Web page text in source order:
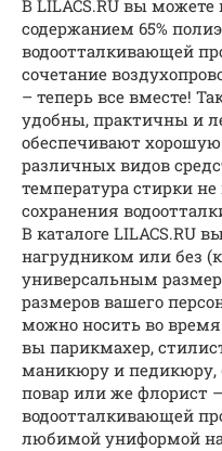
В LILACS.RU вы можете
содержанием 65%
водоотталкивающей
сочетание
– теперь все вместе!
удобны, практичны и
обеспечивают
различных видов
температура стирки
сохранения
В каталоге LILACS.RU
нагрудником или без
универсальным
размеров вашего
можно носить во
вы парикмахер,
маникюру и педикюру,
повар или же флорист
водоотталкивающей
любимой униформой